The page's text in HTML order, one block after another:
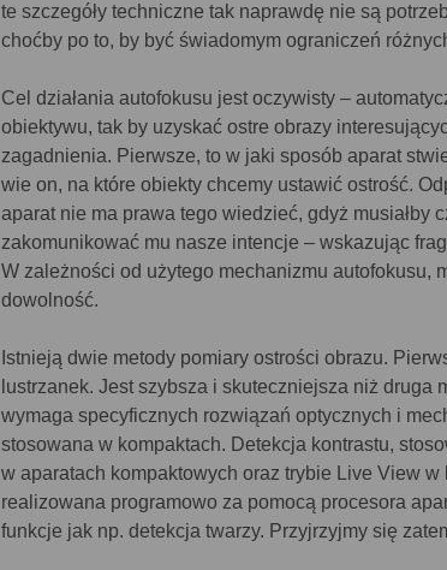
te szczegóły techniczne tak naprawdę nie są
choćby po to, by być świadomym ograniczeń
Cel działania autofokusu jest oczywisty –
obiektywu, tak by uzyskać ostre obrazy
zagadnienia. Pierwsze, to w jaki sposób aparat
wie on, na które obiekty chcemy ustawić ostrość.
aparat nie ma prawa tego wiedzieć, gdyż musiałby
zakomunikować mu nasze intencje – wskazując
W zależności od użytego mechanizmu autofokusu,
dowolność.
Istnieją dwie metody pomiary ostrości obrazu.
lustrzanek. Jest szybsza i skuteczniejsza niż druga
wymaga specyficznych rozwiązań optycznych i
stosowana w kompaktach. Detekcja kontrastu,
w aparatach kompaktowych oraz trybie Live View
realizowana programowo za pomocą procesora
funkcje jak np. detekcja twarzy. Przyjrzyjmy się